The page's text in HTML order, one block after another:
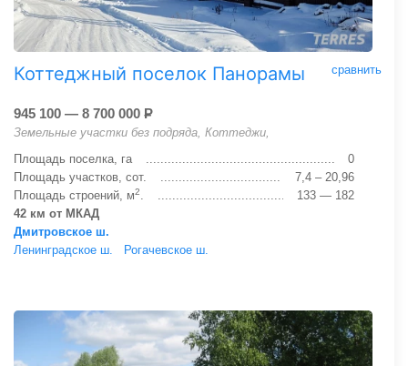
сравнить
Коттеджный поселок Панорамы
945 100 — 8 700 000 Р
Земельные участки без подряда, Коттеджи,
Площадь поселка, га
0
Площадь участков, сот.
7,4 – 20,96
Площадь строений, м2
133 — 182
42 км от МКАД
Дмитровское ш.
Ленинградское ш.
Рогачевское ш.